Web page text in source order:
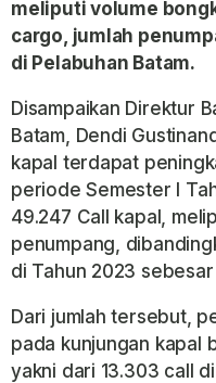
meliputi volume
cargo, jumlah
di Pelabuhan Batam.
Disampaikan Direktur
Batam, Dendi
kapal terdapat
periode Semester I
49.247 Call kapal,
penumpang,
di Tahun 2023
Dari jumlah tersebut,
pada kunjungan kapal
yakni dari 13.303 call